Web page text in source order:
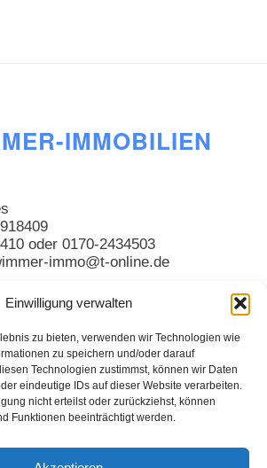
Einwilligung verwalten
zu bieten, verwenden wir Technologien wie
zu speichern und/oder darauf
Technologien zustimmst, können wir Daten
eindeutige IDs auf dieser Website verarbeiten.
nicht erteilst oder zurückziehst, können
Funktionen beeinträchtigt werden.
IMMOBILIEN
oder 0170-2434503
immo@t-online.de